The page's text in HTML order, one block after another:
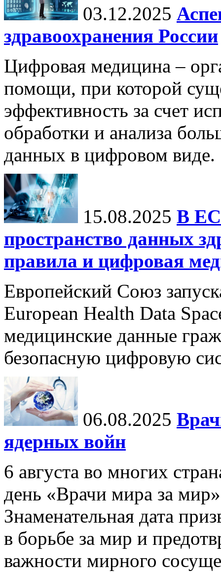
03.12.2025
здравоохранения России
Цифровая медицина –
помощи, при которой
эффективность за счет
обработки и анализа
данных в цифровом виде.
15.08.2025 В ЕС
пространство данных
правила и цифровая
Европейский Союз
European Health Data
медицинские данные
безопасную цифровую
06.08.2025
ядерных войн
6 августа во многих
день «Врачи мира за
Знаменательная дата
в борьбе за мир и
важности мирного